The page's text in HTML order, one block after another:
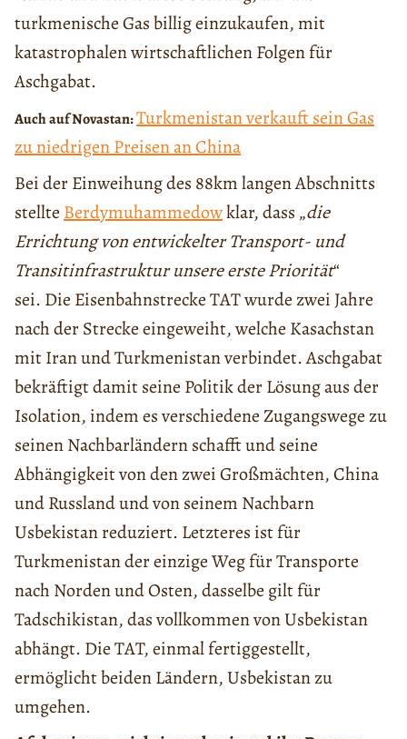
turkmenische Gas billig einzukaufen, mit
katastrophalen wirtschaftlichen Folgen für
Aschgabat.
Auch auf Novastan:Turkmenistan verkauft sein Gas
zu niedrigen Preisen an China
Bei der Einweihung des 88km langen Abschnitts
stellte Berdymuhammedowklar, dass „die
Errichtung von entwickelter Transport- und
Transitinfrastruktur unsere erste Priorität“
sei. Die Eisenbahnstrecke TAT wurde zwei Jahre
nach der Strecke eingeweiht, welche Kasachstan
mit Iran und Turkmenistan verbindet. Aschgabat
bekräftigt damit seine Politik der Lösung aus der
Isolation, indem es verschiedene Zugangswege zu
seinen Nachbarländern schafft und seine
Abhängigkeit von den zwei Großmächten, China
und Russland und von seinem Nachbarn
Usbekistan reduziert. Letzteres ist für
Turkmenistan der einzige Weg für Transporte
nach Norden und Osten, dasselbe gilt für
Tadschikistan, das vollkommen von Usbekistan
abhängt. Die TAT, einmal fertiggestellt,
ermöglicht beiden Ländern, Usbekistan zu
umgehen.